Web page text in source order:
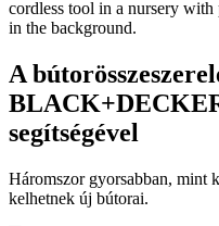
A
segítségével
Háromszor gyorsabban, mint
kelhetnek új bútorai.